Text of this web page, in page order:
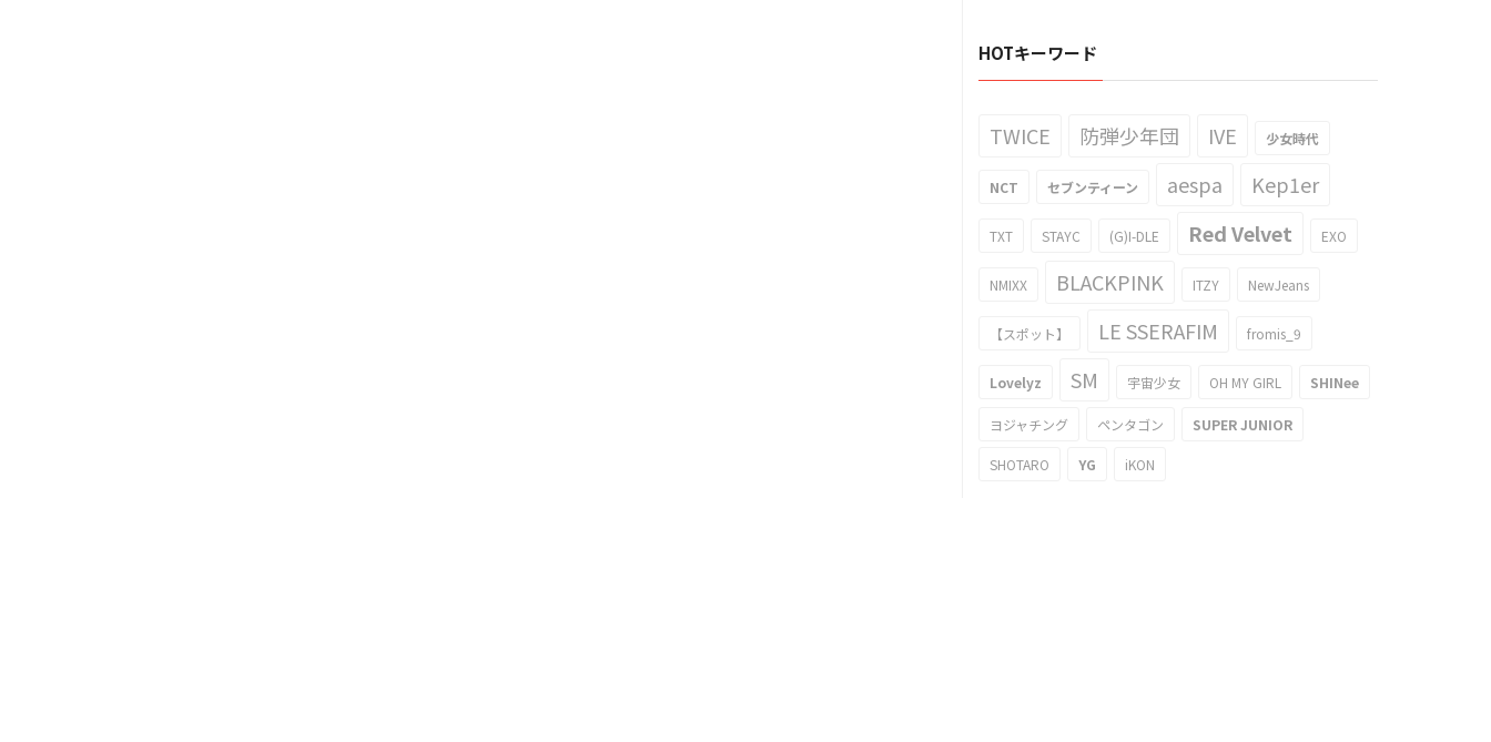
HOTキーワード
TWICE 防弾少年団 IVE 少女時代
NCT セブンティーン aespa Kep1er
TXT STAYC (G)I-DLE Red Velvet EXO
NMIXX BLACKPINK ITZY NewJeans
【スポット】 LE SSERAFIM fromis_9
Lovelyz SM 宇宙少女 OH MY GIRL SHINee
ヨジャチング ペンタゴン SUPER JUNIOR
SHOTARO YG iKON